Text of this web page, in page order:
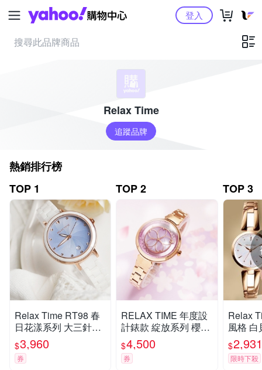
Yahoo購物中心登入
Relax Time
追蹤品牌
熱銷排行榜
TOP 1
Relax Time RT98 春
日花漾系列 大三針陶
瓷女錶-白x藍/36mm
RT-98-5 七夕寵愛季
送禮推薦
$3,960
券
TOP 2
RELAX TIME 年度設
計錶款 綻放系列 櫻花
手錶-粉紫 RT-72-6 七
夕寵愛季 送禮推薦
$4,500
券
TOP 3
Relax
風格 白
氣質
禮物 推
$2,931
限時下殺